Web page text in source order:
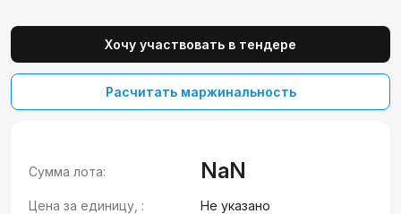
Хочу участвовать в тендере
Расчитать маржинальность
Сумма лота: NaN
Цена за единицу, : Не указано